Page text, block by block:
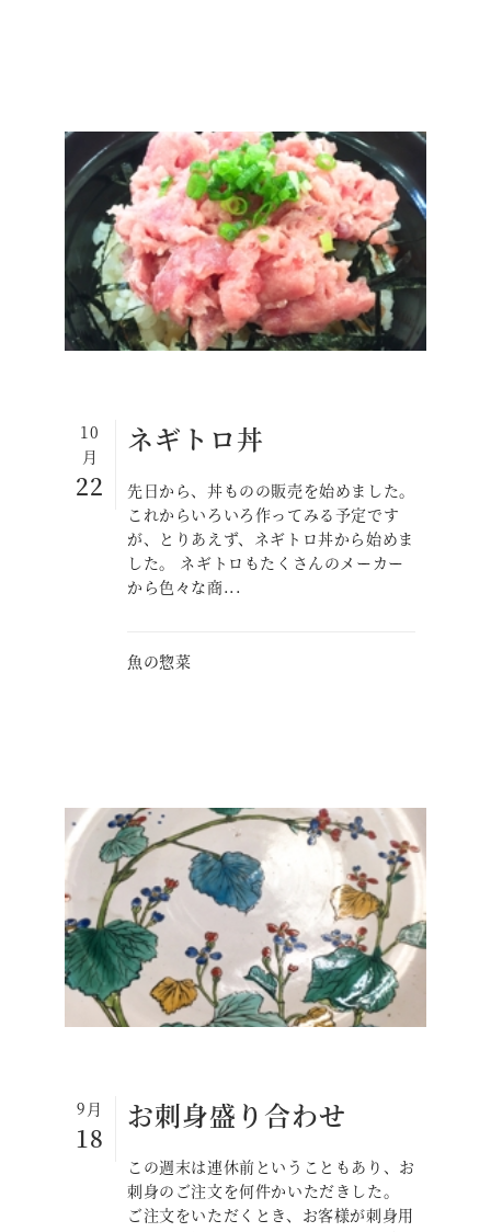
10
月
22
ネギトロ丼
先日から、丼ものの販売を始めました。
これからいろいろ作ってみる予定です
が、とりあえず、ネギトロ丼から始めま
した。 ネギトロもたくさんのメーカー
から色々な商...
魚の惣菜
9月
18
お刺身盛り合わせ
この週末は連休前ということもあり、お
刺身のご注文を何件かいただきした。
ご注文をいただくとき、お客様が刺身用